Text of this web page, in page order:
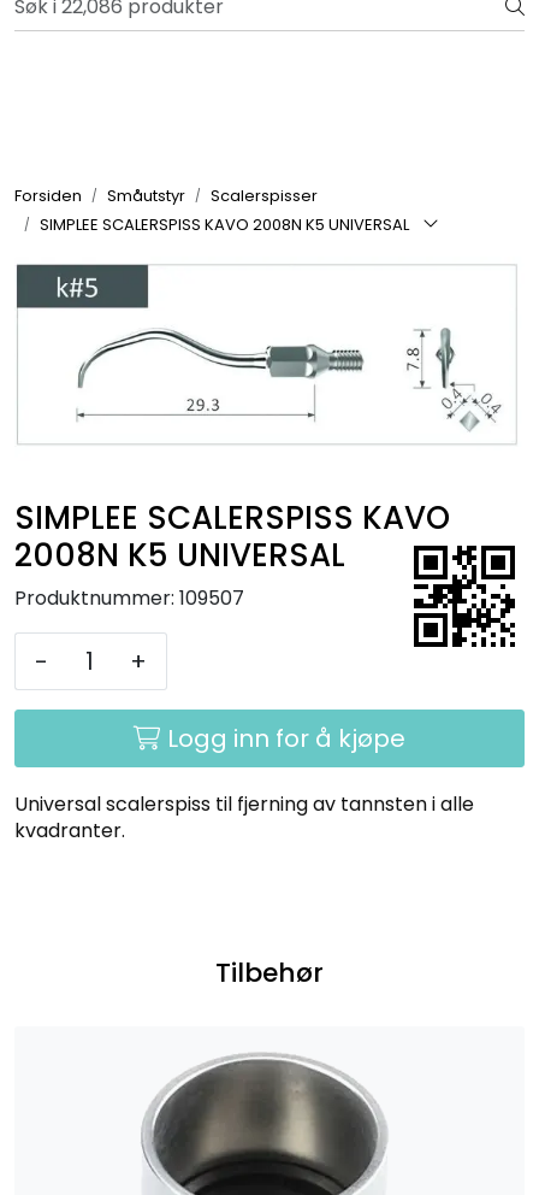
Skip to main content
Bli totalkunde og få en rekke fordeler. Les mer!
Forsiden Småutstyr
Scalerspisser
SIMPLEE SCALERSPISS KAVO 2008N K5 UNIVERSAL
SIMPLEE SCALERSPISS KAVO
2008N K5 UNIVERSAL
Produktnummer: 109507
- +
Logg inn for å kjøpe
Universal scalerspiss til fjerning av tannsten i alle
kvadranter.
Tilbehør
Småutstyr
Utstyr
Klinikkplanlegging / Innredning
Service
Kurs
Hygiene